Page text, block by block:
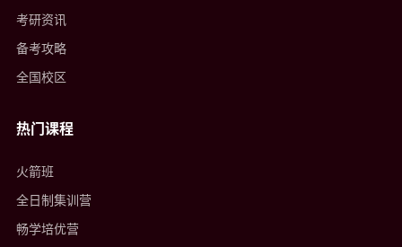
考研资讯
备考攻略
全国校区
热门课程
火箭班
全日制集训营
畅学培优营